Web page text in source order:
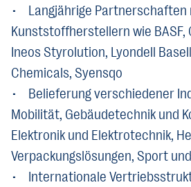
• Langjährige Partnerschaften
Kunststoffherstellern wie BASF,
Ineos Styrolution, Lyondell
Chemicals, Syensqo
• Belieferung verschiedener
Mobilität, Gebäudetechnik und
Elektronik und Elektrotechnik,
Verpackungslösungen, Sport
• Internationale